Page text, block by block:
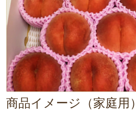
商品イメージ（家庭用）